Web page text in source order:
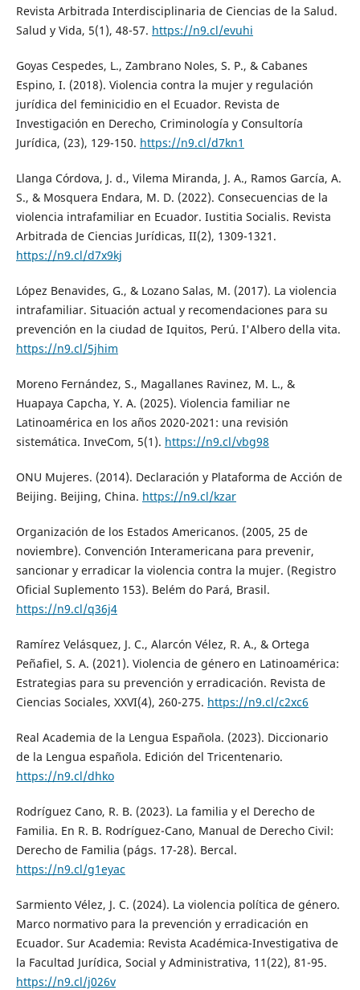
Revista Arbitrada Interdisciplinaria de Ciencias de la Salud.
Salud y Vida, 5(1), 48-57. https://n9.cl/evuhi
Goyas Cespedes, L., Zambrano Noles, S. P., & Cabanes
Espino, I. (2018). Violencia contra la mujer y regulación
jurídica del feminicidio en el Ecuador. Revista de
Investigación en Derecho, Criminología y Consultoría
Jurídica, (23), 129-150. https://n9.cl/d7kn1
Llanga Córdova, J. d., Vilema Miranda, J. A., Ramos García, A.
S., & Mosquera Endara, M. D. (2022). Consecuencias de la
violencia intrafamiliar en Ecuador. Iustitia Socialis. Revista
Arbitrada de Ciencias Jurídicas, II(2), 1309-1321.
https://n9.cl/d7x9kj
López Benavides, G., & Lozano Salas, M. (2017). La violencia
intrafamiliar. Situación actual y recomendaciones para su
prevención en la ciudad de Iquitos, Perú. I'Albero della vita.
https://n9.cl/5jhim
Moreno Fernández, S., Magallanes Ravinez, M. L., &
Huapaya Capcha, Y. A. (2025). Violencia familiar ne
Latinoamérica en los años 2020-2021: una revisión
sistemática. InveCom, 5(1). https://n9.cl/vbg98
ONU Mujeres. (2014). Declaración y Plataforma de Acción de
Beijing. Beijing, China. https://n9.cl/kzar
Organización de los Estados Americanos. (2005, 25 de
noviembre). Convención Interamericana para prevenir,
sancionar y erradicar la violencia contra la mujer. (Registro
Oficial Suplemento 153). Belém do Pará, Brasil.
https://n9.cl/q36j4
Ramírez Velásquez, J. C., Alarcón Vélez, R. A., & Ortega
Peñafiel, S. A. (2021). Violencia de género en Latinoamérica:
Estrategias para su prevención y erradicación. Revista de
Ciencias Sociales, XXVI(4), 260-275. https://n9.cl/c2xc6
Real Academia de la Lengua Española. (2023). Diccionario
de la Lengua española. Edición del Tricentenario.
https://n9.cl/dhko
Rodríguez Cano, R. B. (2023). La familia y el Derecho de
Familia. En R. B. Rodríguez-Cano, Manual de Derecho Civil:
Derecho de Familia (págs. 17-28). Bercal.
https://n9.cl/g1eyac
Sarmiento Vélez, J. C. (2024). La violencia política de género.
Marco normativo para la prevención y erradicación en
Ecuador. Sur Academia: Revista Académica-Investigativa de
la Facultad Jurídica, Social y Administrativa, 11(22), 81-95.
https://n9.cl/j026v